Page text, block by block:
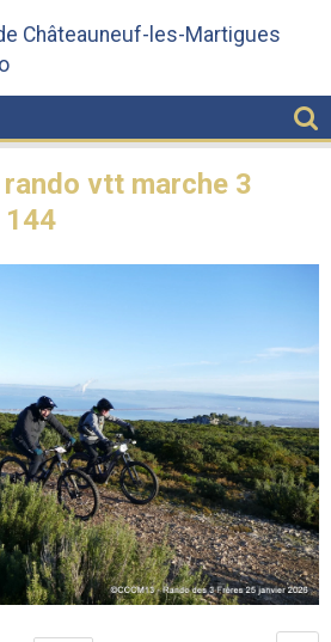
Châteauneuf-les-Martigues
vtt marche 3